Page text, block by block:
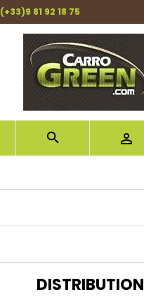
(+33)9 81 92 18 75
 
DISTRIBUTION